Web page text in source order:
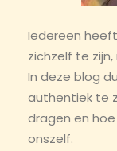
Iedereen
zichzelf te
In deze blog
authentiek te
dragen en
onszelf.